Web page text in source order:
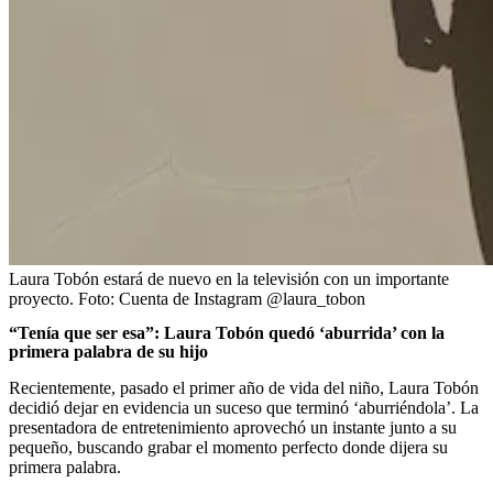
Laura Tobón estará de nuevo en la televisión con un importante
proyecto. Foto: Cuenta de Instagram @laura_tobon
“Tenía que ser esa”: Laura Tobón quedó ‘aburrida’ con la
primera palabra de su hijo
Recientemente, pasado el primer año de vida del niño, Laura Tobón
decidió dejar en evidencia un suceso que terminó ‘aburriéndola’. La
presentadora de entretenimiento aprovechó un instante junto a su
pequeño, buscando grabar el momento perfecto donde dijera su
primera palabra.